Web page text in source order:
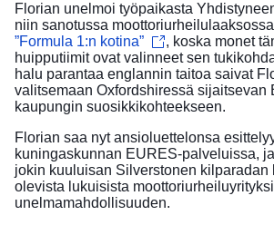
Florian unelmoi työpaikasta
niin sanotussa
”Formula 1:n kotina”
, koska monet
huipputiimit ovat valinneet sen
halu parantaa englannin taitoa saivat
valitsemaan Oxfordshiressä sijaitsevan
kaupungin suosikkikohteekseen.
Florian saa nyt ansioluettelonsa
kuningaskunnan EURES-palveluissa,
jokin kuuluisan Silverstonen kilparadan
olevista lukuisista
unelmamahdollisuuden.